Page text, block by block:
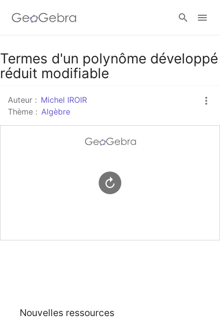
Google Classroom
Se connecter
Termes d'un polynôme développé
réduit modifiable
Auteur : Michel IROIR
Thème : Algèbre
Nouvelles ressources